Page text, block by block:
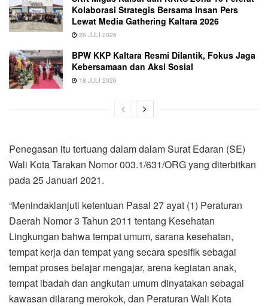
Kolaborasi Strategis Bersama Insan Pers
Lewat Media Gathering Kaltara 2026
26 JULI 2026
BPW KKP Kaltara Resmi Dilantik, Fokus Jaga
Kebersamaan dan Aksi Sosial
18 JULI 2026
Penegasan itu tertuang dalam dalam Surat Edaran (SE)
Wali Kota Tarakan Nomor 003.1/631/ORG yang diterbitkan
pada 25 Januari 2021.
“Menindaklanjuti ketentuan Pasal 27 ayat (1) Peraturan
Daerah Nomor 3 Tahun 2011 tentang Kesehatan
Lingkungan bahwa tempat umum, sarana kesehatan,
tempat kerja dan tempat yang secara spesifik sebagai
tempat proses belajar mengajar, arena kegiatan anak,
tempat ibadah dan angkutan umum dinyatakan sebagai
kawasan dilarang merokok, dan Peraturan Wali Kota